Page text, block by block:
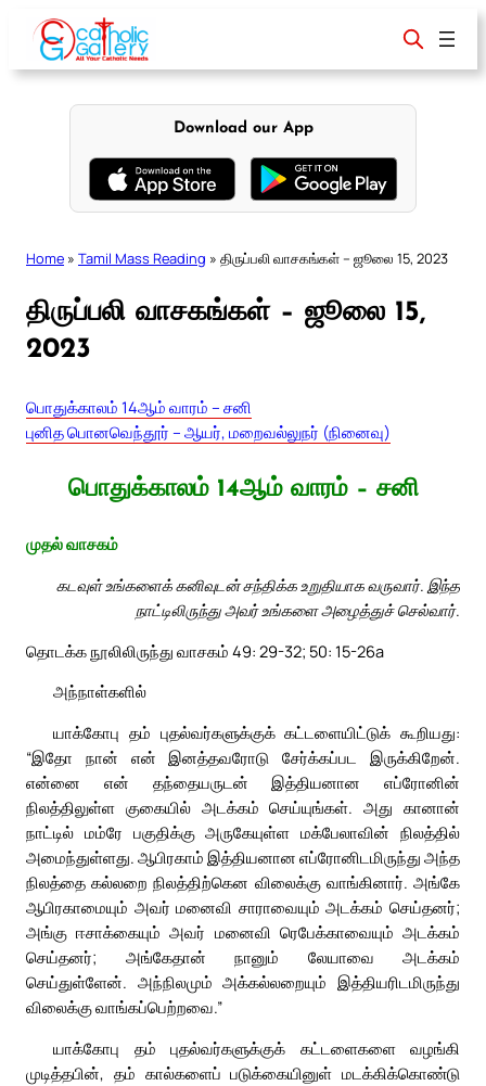
content
Download our App
Home » Tamil Mass Reading » திருப்பலி வாசகங்கள் – ஜூலை 15, 2023
திருப்பலி வாசகங்கள் – ஜூலை 15,
2023
பொதுக்காலம் 14ஆம் வாரம் – சனி
புனித பொனவெந்தூர் – ஆயர், மறைவல்லுநர் (நினைவு)
பொதுக்காலம் 14ஆம் வாரம் – சனி
முதல் வாசகம்
கடவுள் உங்களைக் கனிவுடன் சந்திக்க உறுதியாக வருவார். இந்த
நாட்டிலிருந்து அவர் உங்களை அழைத்துச் செல்வார்.
தொடக்க நூலிலிருந்து வாசகம் 49: 29-32; 50: 15-26a
அந்நாள்களில்
யாக்கோபு தம் புதல்வர்களுக்குக் கட்டளையிட்டுக் கூறியது:
“இதோ நான் என் இனத்தவரோடு சேர்க்கப்பட இருக்கிறேன்.
என்னை என் தந்தையருடன் இத்தியனான எப்ரோனின்
நிலத்திலுள்ள குகையில் அடக்கம் செய்யுங்கள். அது கானான்
நாட்டில் மம்ரே பகுதிக்கு அருகேயுள்ள மக்பேலாவின் நிலத்தில்
அமைந்துள்ளது. ஆபிரகாம் இத்தியனான எப்ரோனிடமிருந்து அந்த
நிலத்தை கல்லறை நிலத்திற்கென விலைக்கு வாங்கினார். அங்கே
ஆபிரகாமையும் அவர் மனைவி சாராவையும் அடக்கம் செய்தனர்;
அங்கு ஈசாக்கையும் அவர் மனைவி ரெபேக்காவையும் அடக்கம்
செய்தனர்; அங்கேதான் நானும் லேயாவை அடக்கம்
செய்துள்ளேன். அந்நிலமும் அக்கல்லறையும் இத்தியரிடமிருந்து
விலைக்கு வாங்கப்பெற்றவை.”
யாக்கோபு தம் புதல்வர்களுக்குக் கட்டளைகளை வழங்கி
முடித்தபின், தம் கால்களைப் படுக்கையினுள் மடக்கிக்கொண்டு